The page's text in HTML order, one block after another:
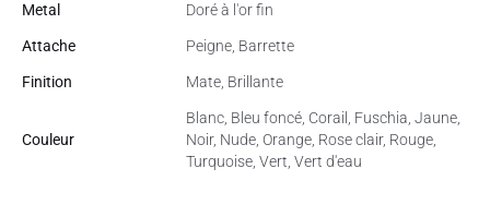
Metal Doré à l'or fin
Attache Peigne, Barrette
Finition Mate, Brillante
Couleur
Blanc, Bleu foncé, Corail, Fuschia, Jaune,
Noir, Nude, Orange, Rose clair, Rouge,
Turquoise, Vert, Vert d'eau